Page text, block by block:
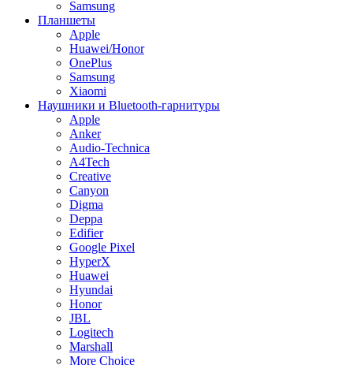
Samsung
Планшеты
Apple
Huawei/Honor
OnePlus
Samsung
Xiaomi
Наушники и Bluetooth-гарнитуры
Apple
Anker
Audio-Technica
A4Tech
Creative
Canyon
Digma
Deppa
Edifier
Google Pixel
HyperX
Huawei
Hyundai
Honor
JBL
Logitech
Marshall
More Choice